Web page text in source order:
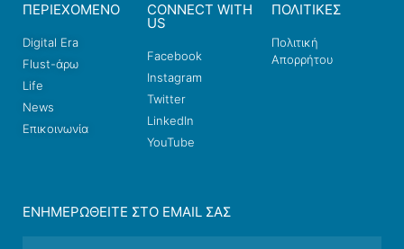
ΠΕΡΙΕΧΟΜΕΝΟ
Digital Era
Flust-άρω
Life
News
Επικοινωνία
CONNECT WITH
US
Facebook
Instagram
Twitter
LinkedIn
YouTube
ΠΟΛΙΤΙΚΕΣ
Πολιτική
Απορρήτου
ΕΝΗΜΕΡΩΘΕΊΤΕ ΣΤΟ EMAIL ΣΑΣ